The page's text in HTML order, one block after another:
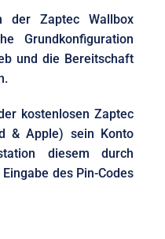
der Zaptec Wallbox
Grundkonfiguration
und die Bereitschaft
kostenlosen Zaptec
& Apple) sein Konto
diesem durch
des Pin-Codes